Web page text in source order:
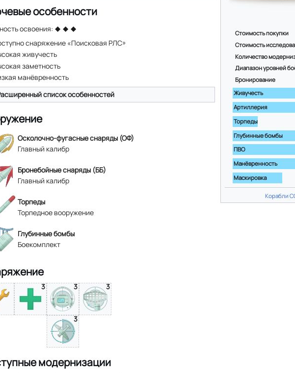
Стоимость покупки
Стоимость
Количество
Диапазон уровней
Бронирование
Живучесть
Артиллерия
Торпеды
Глубинные бомбы
ПВО
Манёвренность
Маскировка
Корабли
особенности
освоения:
снаряжение «Поисковая РЛС»
живучесть
заметность
манёвренность
список особенностей
Осколочно-фугасные снаряды (ОФ)
Главный калибр
Бронебойные снаряды (ББ)
Главный калибр
Торпеды
Торпедное вооружение
Глубинные бомбы
Боекомплект
3 3
3
3
модернизации